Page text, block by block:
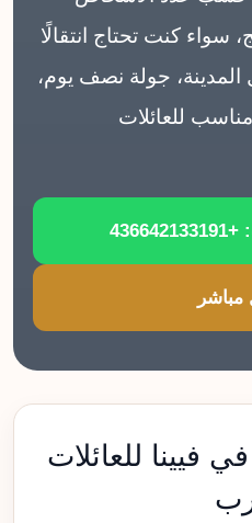
سواء كنت تحتاج انتقالًا
جولة نصف يوم،
للعائلات
مباشر
فيينا للعائلات